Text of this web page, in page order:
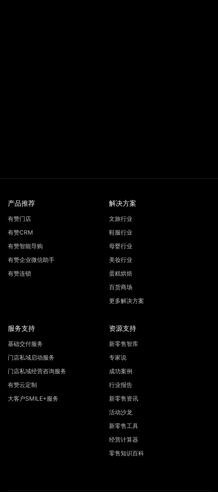
产品推荐
有赞门店
有赞CRM
有赞智能导购
有赞企业微信助手
有赞连锁
解决方案
文旅行业
鞋服行业
母婴行业
美妆行业
蛋糕烘焙
百货商场
更多解决方案
服务支持
基础交付服务
门店私域启动服务
门店私域经营咨询服务
有赞云定制
大客户SMILE+服务
资源支持
新零售智库
专家说
成功案例
行业报告
新零售资讯
活动沙龙
新零售工具
经营计算器
零售知识百科